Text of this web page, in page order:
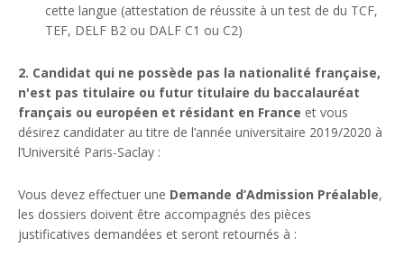
cette langue (attestation de réussite à un test de du TCF,
TEF, DELF B2 ou DALF C1 ou C2)
2. Candidat qui ne possède pas la nationalité française,
n'est pas titulaire ou futur titulaire du baccalauréat
français ou européen et résidant en France et vous
désirez candidater au titre de l’année universitaire 2019/2020 à
l’Université Paris-Saclay :
Vous devez effectuer une Demande d’Admission Préalable,
les dossiers doivent être accompagnés des pièces
justificatives demandées et seront retournés à :